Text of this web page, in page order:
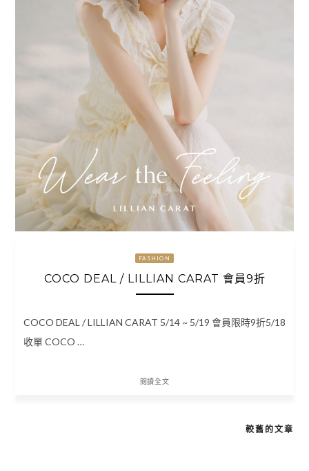
FASHION
COCO DEAL / LILLIAN CARAT 會員9折
COCO DEAL / LILLIAN CARAT 5/14 ~ 5/19 會員限時9折5/18
收單 COCO …
閱讀全文
較舊的文章